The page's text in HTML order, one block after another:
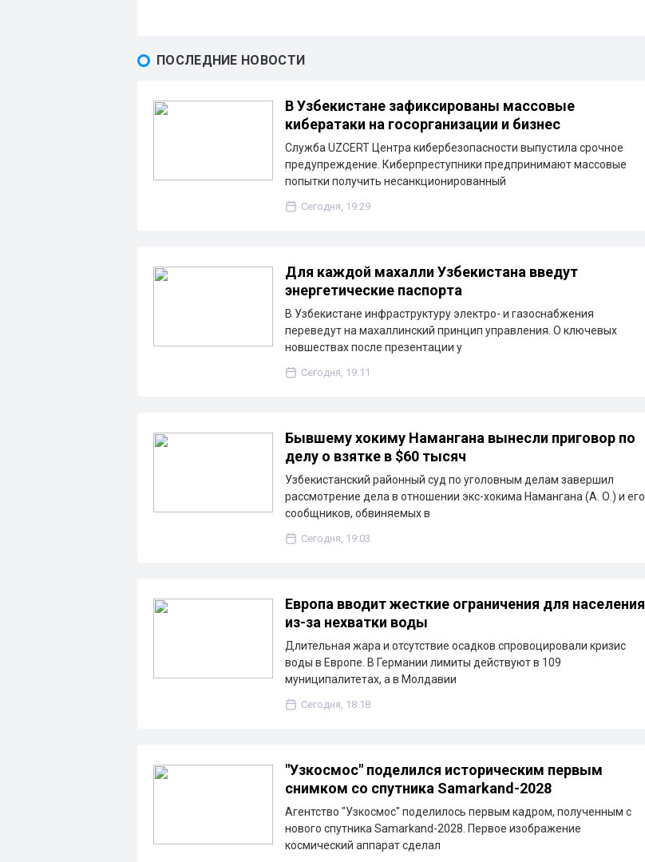
ПОСЛЕДНИЕ НОВОСТИ
В Узбекистане зафиксированы массовые
кибератаки на госорганизации и бизнес
Служба UZCERT Центра кибербезопасности выпустила срочное
предупреждение. Киберпреступники предпринимают массовые
попытки получить несанкционированный
Сегодня, 19:29
Для каждой махалли Узбекистана введут
энергетические паспорта
В Узбекистане инфраструктуру электро- и газоснабжения
переведут на махаллинский принцип управления. О ключевых
новшествах после презентации у
Сегодня, 19:11
Бывшему хокиму Намангана вынесли приговор по
делу о взятке в $60 тысяч
Узбекистанский районный суд по уголовным делам завершил
рассмотрение дела в отношении экс-хокима Намангана (А. О.) и его
сообщников, обвиняемых в
Сегодня, 19:03
Европа вводит жесткие ограничения для населения
из-за нехватки воды
Длительная жара и отсутствие осадков спровоцировали кризис
воды в Европе. В Германии лимиты действуют в 109
муниципалитетах, а в Молдавии
Сегодня, 18:18
"Узкосмос" поделился историческим первым
снимком со спутника Samarkand-2028
Агентство "Узкосмос" поделилось первым кадром, полученным с
нового спутника Samarkand-2028. Первое изображение
космический аппарат сделал